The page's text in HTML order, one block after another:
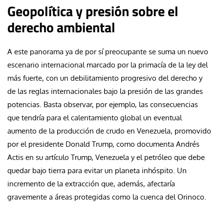
Geopolítica y presión sobre el
derecho ambiental
A este panorama ya de por sí preocupante se suma un nuevo
escenario internacional marcado por la primacía de la ley del
más fuerte, con un debilitamiento progresivo del derecho y
de las reglas internacionales bajo la presión de las grandes
potencias. Basta observar, por ejemplo, las consecuencias
que tendría para el calentamiento global un eventual
aumento de la producción de crudo en Venezuela, promovido
por el presidente Donald Trump, como documenta Andrés
Actis en su artículo Trump, Venezuela y el petróleo que debe
quedar bajo tierra para evitar un planeta inhóspito. Un
incremento de la extracción que, además, afectaría
gravemente a áreas protegidas como la cuenca del Orinoco.